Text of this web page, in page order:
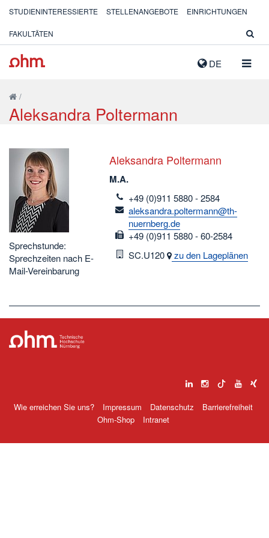
DE
STUDIENINTERESSIERTE STELLENANGEBOTE EINRICHTUNGEN
FAKULTÄTEN
/
Aleksandra Poltermann
Sprechstunde:
Sprechzeiten nach E-
Mail-Vereinbarung
Aleksandra Poltermann
M.A.
telefon
+49 (0)911 5880 - 2584
email
aleksandra.poltermann@th-
nuernberg.de
fax
+49 (0)911 5880 - 60-2584
Raum
SC.U120 zu den Lageplänen
Wie erreichen Sie uns? Impressum Datenschutz
Barrierefreiheit
Ohm-Shop
Intranet